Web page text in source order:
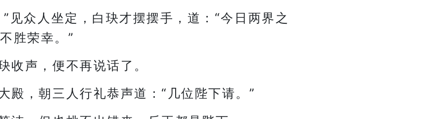
见众人坐定，白玦才摆摆手，道：“今日两界之
胜荣幸。”
收声，便不再说话了。
殿，朝三人行礼恭声道：“几位陛下请。”